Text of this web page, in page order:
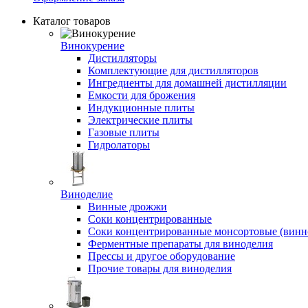
Каталог товаров
Винокурение
Дистилляторы
Комплектующие для дистилляторов
Ингредиенты для домашней дистилляции
Емкости для брожения
Индукционные плиты
Электрические плиты
Газовые плиты
Гидролаторы
Виноделие
Винные дрожжи
Соки концентрированные
Соки концентрированные монсортовые
Ферментные препараты для виноделия
Прессы и другое оборудование
Прочие товары для виноделия